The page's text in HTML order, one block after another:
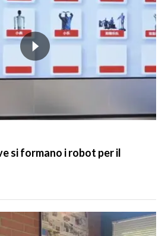
si formano i robot per il